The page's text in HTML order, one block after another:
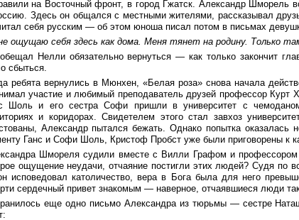
на Восточный фронт, в город Гжатск. Александр Шморель
Здесь он общался с местными жителями, рассказывал
себя русским — об этом юноша писал потом в письмах
ощущаю себя здесь как дома. Меня тянет на родину. Только
Нелли обязательно вернуться — как только закончит
сбыться.
ребята вернулись в Мюнхен, «Белая роза» снова начала
участие и любимый преподаватель друзей профессор
Шоль и его сестра Софи пришли в университет с
и коридорах. Свидетелем этого стал завхоз
Александр пытался бежать. Однако попытка
Ганс и Софи Шоль, Кристоф Пробст уже были приговорены к
Шмореля судили вместе с Вилли Графом и
ощущение неудачи, отчаяние постигли этих людей? Судя по
исповедовал католичество, вера в Бога была для него
сердечный привет знакомым — наверное, отчаявшиеся люди
еще одно письмо Александра из тюрьмы — сестре